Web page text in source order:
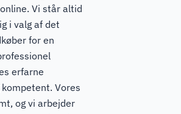
Vi står altid
i valg af det
for en
erfarne
Vores
og vi arbejder